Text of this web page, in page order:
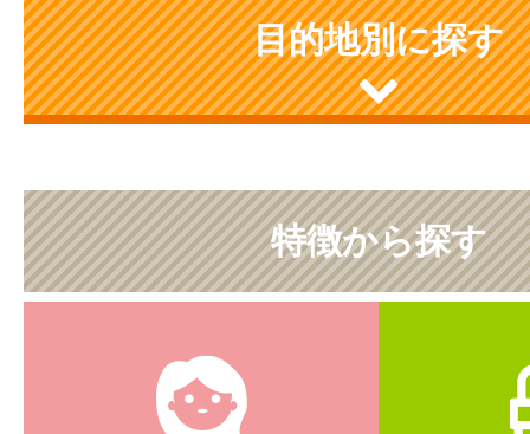
目的地別に探す
特徴から探す